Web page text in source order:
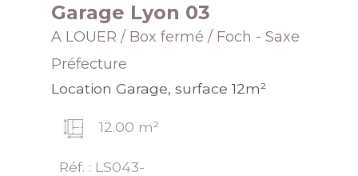
Garage Lyon 03
A LOUER / Box fermé / Foch - Saxe
Préfecture
Location Garage, surface 12m²
12.00 m²
Réf. : LS043-